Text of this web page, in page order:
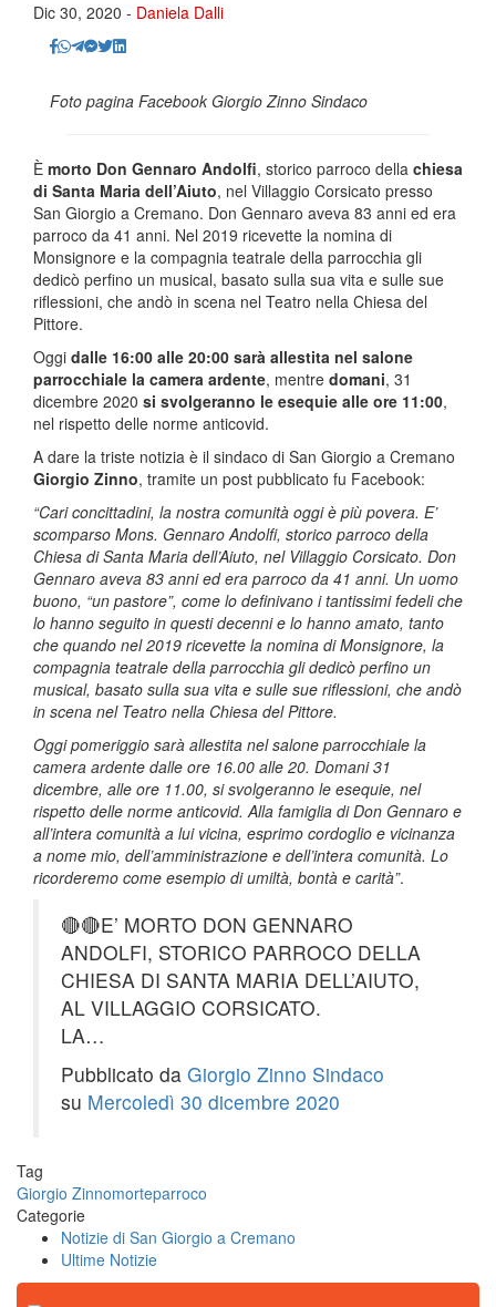
Dic 30, 2020 - Daniela Dalli
Foto pagina Facebook Giorgio Zinno Sindaco
È morto Don Gennaro Andolfi, storico parroco della chiesa
di Santa Maria dell’Aiuto, nel Villaggio Corsicato presso
San Giorgio a Cremano. Don Gennaro aveva 83 anni ed era
parroco da 41 anni. Nel 2019 ricevette la nomina di
Monsignore e la compagnia teatrale della parrocchia gli
dedicò perfino un musical, basato sulla sua vita e sulle sue
riflessioni, che andò in scena nel Teatro nella Chiesa del
Pittore.
Oggi dalle 16:00 alle 20:00 sarà allestita nel salone
parrocchiale la camera ardente, mentre domani, 31
dicembre 2020 si svolgeranno le esequie alle ore 11:00,
nel rispetto delle norme anticovid.
A dare la triste notizia è il sindaco di San Giorgio a Cremano
Giorgio Zinno, tramite un post pubblicato fu Facebook:
“Cari concittadini, la nostra comunità oggi è più povera. E’
scomparso Mons. Gennaro Andolfi, storico parroco della
Chiesa di Santa Maria dell’Aiuto, nel Villaggio Corsicato. Don
Gennaro aveva 83 anni ed era parroco da 41 anni. Un uomo
buono, “un pastore”, come lo definivano i tantissimi fedeli che
lo hanno seguito in questi decenni e lo hanno amato, tanto
che quando nel 2019 ricevette la nomina di Monsignore, la
compagnia teatrale della parrocchia gli dedicò perfino un
musical, basato sulla sua vita e sulle sue riflessioni, che andò
in scena nel Teatro nella Chiesa del Pittore.
Oggi pomeriggio sarà allestita nel salone parrocchiale la
camera ardente dalle ore 16.00 alle 20. Domani 31
dicembre, alle ore 11.00, si svolgeranno le esequie, nel
rispetto delle norme anticovid. Alla famiglia di Don Gennaro e
all’intera comunità a lui vicina, esprimo cordoglio e vicinanza
a nome mio, dell’amministrazione e dell’intera comunità. Lo
ricorderemo come esempio di umiltà, bontà e carità”.
🔴🔴E’ MORTO DON GENNARO
ANDOLFI, STORICO PARROCO DELLA
CHIESA DI SANTA MARIA DELL’AIUTO,
AL VILLAGGIO CORSICATO.
LA…
Pubblicato da Giorgio Zinno Sindaco
su Mercoledì 30 dicembre 2020
Tag
Giorgio Zinnomorteparroco
Categorie
Notizie di San Giorgio a Cremano
Ultime Notizie